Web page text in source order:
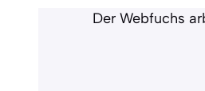
Der Webfuchs